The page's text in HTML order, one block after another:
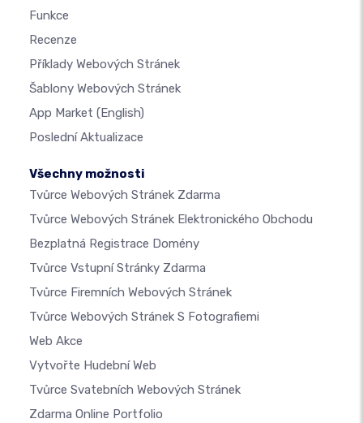
Funkce
Recenze
Příklady Webových Stránek
Šablony Webových Stránek
App Market (English)
Poslední Aktualizace
Všechny možnosti
Tvůrce Webových Stránek Zdarma
Tvůrce Webových Stránek Elektronického Obchodu
Bezplatná Registrace Domény
Tvůrce Vstupní Stránky Zdarma
Tvůrce Firemních Webových Stránek
Tvůrce Webových Stránek S Fotografiemi
Web Akce
Vytvořte Hudební Web
Tvůrce Svatebních Webových Stránek
Zdarma Online Portfolio